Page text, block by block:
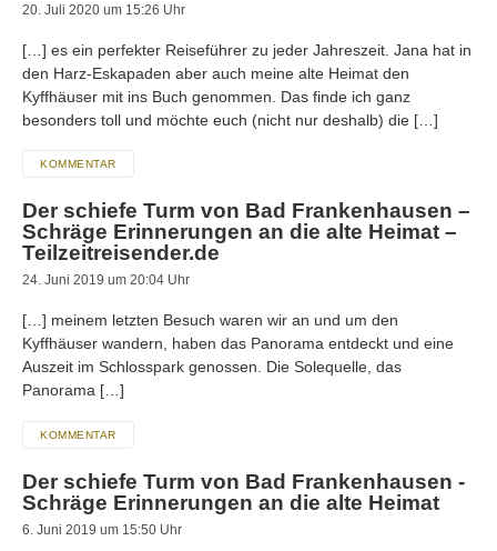
20. Juli 2020 um 15:26 Uhr
[…] es ein perfekter Reiseführer zu jeder Jahreszeit. Jana hat in
den Harz-Eskapaden aber auch meine alte Heimat den
Kyffhäuser mit ins Buch genommen. Das finde ich ganz
besonders toll und möchte euch (nicht nur deshalb) die […]
KOMMENTAR
Der schiefe Turm von Bad Frankenhausen –
Schräge Erinnerungen an die alte Heimat –
Teilzeitreisender.de
24. Juni 2019 um 20:04 Uhr
[…] meinem letzten Besuch waren wir an und um den
Kyffhäuser wandern, haben das Panorama entdeckt und eine
Auszeit im Schlosspark genossen. Die Solequelle, das
Panorama […]
KOMMENTAR
Der schiefe Turm von Bad Frankenhausen -
Schräge Erinnerungen an die alte Heimat
6. Juni 2019 um 15:50 Uhr